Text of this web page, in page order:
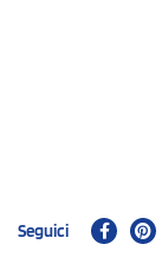
Seguici